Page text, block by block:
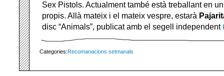
Sex Pistols. Actualment també està treballant en
propis. Allà mateix i el mateix vespre, estarà
disc “Animals”, publicat amb el segell independent
Categories:Recomanacions setmanals